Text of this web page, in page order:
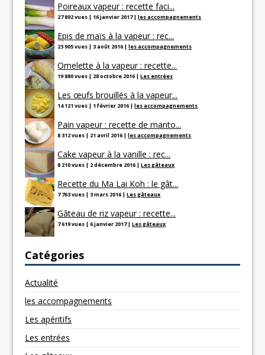
Poireaux vapeur : recette faci...
27 892 vues | 16 janvier 2017|les accompagnements
Epis de maïs à la vapeur : rec...
23 905 vues |3 août 2016 |les accompagnements
Omelette à la vapeur : recette...
19 880 vues | 28 octobre 2016 |Les entrées
Les œufs brouillés à la vapeur...
14 121 vues | 1 février 2016 |les accompagnements
Pain vapeur : recette de manto...
8 312 vues | 21 avril 2016 |les accompagnements
Cake vapeur à la vanille : rec...
8 210 vues | 2 décembre 2016 |Les gâteaux
Recette du Ma Lai Koh : le gât...
7 763 vues |3 mars 2016 |Les gâteaux
Gâteau de riz vapeur : recette...
7 619 vues |6 janvier 2017|Les gâteaux
Catégories
Actualité
les accompagnements
Les apéritifs
Les entrées